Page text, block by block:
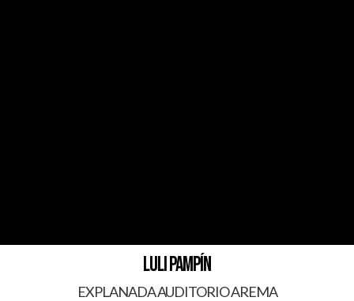
LULI PAMPÍN
EXPLANADA AUDITORIO AREMA